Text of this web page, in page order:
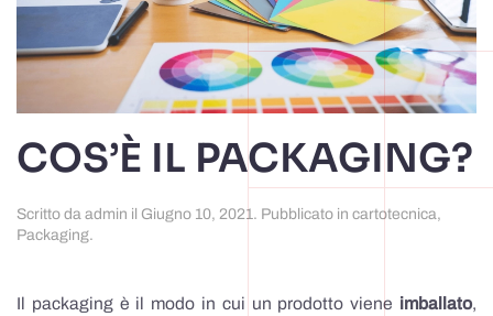
COS’È IL PACKAGING?
Scritto da admin il Giugno 10, 2021. Pubblicato in cartotecnica,
Packaging.
Il packaging è il modo in cui un prodotto viene imballato,